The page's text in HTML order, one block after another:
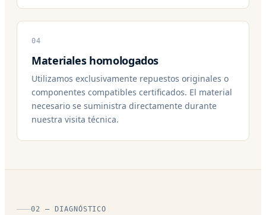
04
Materiales homologados
Utilizamos exclusivamente repuestos originales o
componentes compatibles certificados. El material
necesario se suministra directamente durante
nuestra visita técnica.
02 — DIAGNÓSTICO